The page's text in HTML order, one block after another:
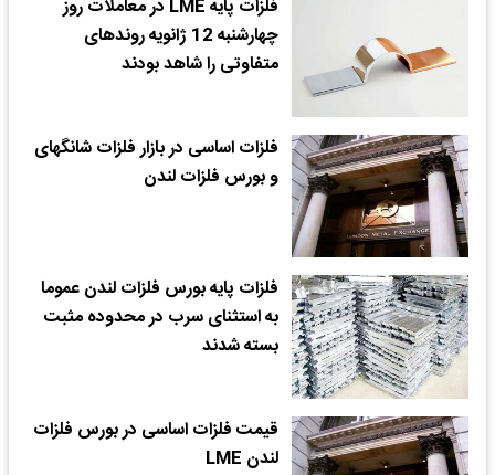
فلزات پایه LME در معاملات روز
چهارشنبه 12 ژانویه روندهای
متفاوتی را شاهد بودند
فلزات اساسی در بازار فلزات شانگهای
و بورس فلزات لندن
فلزات پایه بورس فلزات لندن عموما
به استثنای سرب در محدوده مثبت
بسته شدند
قیمت فلزات اساسی در بورس فلزات
لندن LME